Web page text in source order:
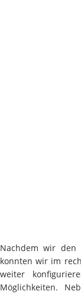
Nachdem wir den
konnten wir im
weiter
Möglichkeiten.